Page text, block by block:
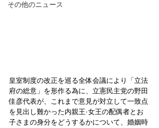
その他のニュース
皇室制度の改正を巡る全体会議により「立法
府の総意」を形作る為に、立憲民主党の野田
佳彦代表が、これまで意見が対立して一致点
を見出し難かった内親王·女王の配偶者とお
子さまの身分をどうするかについて、婚姻時